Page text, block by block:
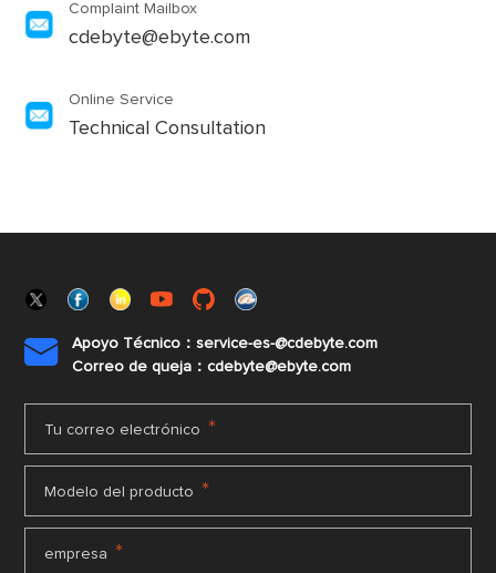
Complaint Mailbox
cdebyte@ebyte.com
Online Service
Technical Consultation

Apoyo Técnico：service-es-@cdebyte.com
Correo de queja：cdebyte@ebyte.com
Tu correo electrónico *
Modelo del producto *
empresa *